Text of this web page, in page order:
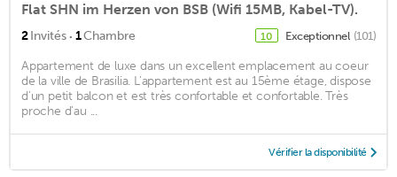
Flat SHN im Herzen von BSB (Wifi 15MB, Kabel-TV).
2Invités · 1Chambre 10 Exceptionnel (101)
Appartement de luxe dans un excellent emplacement au coeur
de la ville de Brasilia. L'appartement est au 15ème étage, dispose
d'un petit balcon et est très confortable et confortable. Très
proche d'au ...
Vérifier la disponibilité